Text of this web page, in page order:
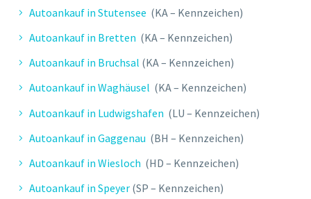
Abwicklung. Freundliche Betreuung.
Autoankauf in Stutensee (KA – Kennzeichen)
Autoankauf in Bretten (KA – Kennzeichen)
Autoankauf in Bruchsal (KA – Kennzeichen)
Autoankauf in Waghäusel (KA – Kennzeichen)
Autoankauf in Ludwigshafen (LU – Kennzeichen)
Autoankauf in Gaggenau (BH – Kennzeichen)
Autoankauf in Wiesloch (HD – Kennzeichen)
Autoankauf in Speyer (SP – Kennzeichen)